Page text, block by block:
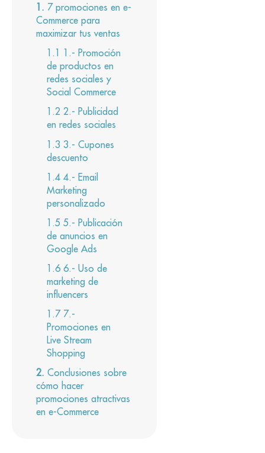
7 promociones en e-
Commerce para
maximizar tus ventas
1.- Promoción
de productos en
redes sociales y
Social Commerce
2.- Publicidad
en redes sociales
3.- Cupones
descuento
4.- Email
Marketing
personalizado
5.- Publicación
de anuncios en
Google Ads
6.- Uso de
marketing de
influencers
7.-
Promociones en
Live Stream
Shopping
Conclusiones sobre
cómo hacer
promociones atractivas
en e-Commerce